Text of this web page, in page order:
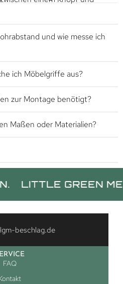
und wie messe ich
ich Möbelgriffe aus?
zur Montage benötigt?
Maßen oder Materialien?
GREEN MEN.
beschlag.de
FAQ